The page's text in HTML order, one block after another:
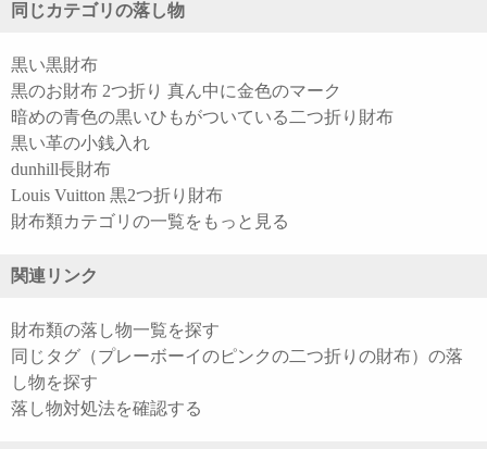
同じカテゴリの落し物
黒い黒財布
黒のお財布 2つ折り 真ん中に金色のマーク
暗めの青色の黒いひもがついている二つ折り財布
黒い革の小銭入れ
dunhill長財布
Louis Vuitton 黒2つ折り財布
財布類カテゴリの一覧をもっと見る
関連リンク
財布類の落し物一覧を探す
同じタグ（プレーボーイのピンクの二つ折りの財布）の落
し物を探す
落し物対処法を確認する